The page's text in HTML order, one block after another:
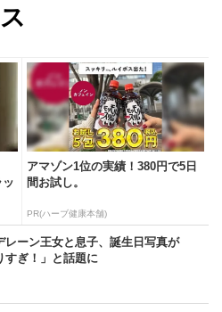
アマゾン1位の実績！380円で5日
間お試し。
PR(ハーブ健康本舗)
レーン王女と息子、誕生日写真が
すぎ！」と話題に